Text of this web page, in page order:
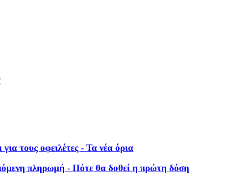
τους οφειλέτες - Τα νέα όρια
πληρωμή - Πότε θα δοθεί η πρώτη δόση